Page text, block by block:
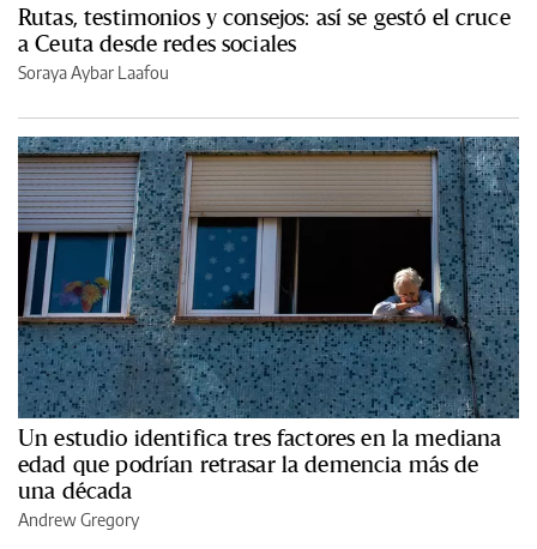
Rutas, testimonios y consejos: así se gestó el cruce
a Ceuta desde redes sociales
Soraya Aybar Laafou
Un estudio identifica tres factores en la mediana
edad que podrían retrasar la demencia más de
una década
Andrew Gregory